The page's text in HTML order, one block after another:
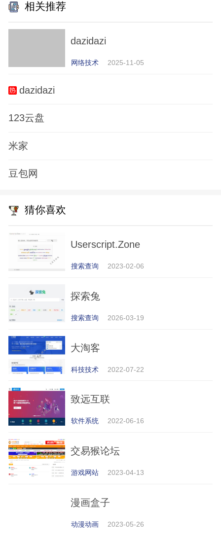
相关推荐
dazidazi
网络技术 2025-11-05
dazidazi
123云盘
米家
豆包网
猜你喜欢
Userscript.Zone
搜索查询 2023-02-06
探索兔
搜索查询 2026-03-19
大淘客
科技技术 2022-07-22
致远互联
软件系统 2022-06-16
交易猴论坛
游戏网站 2023-04-13
漫画盒子
动漫动画 2023-05-26